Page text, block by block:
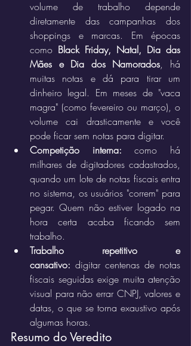
volume de trabalho depende
diretamente das campanhas dos
shoppings e marcas. Em épocas
como Black Friday, Natal, Dia das
Mães e Dia dos Namorados, há
muitas notas e dá para tirar um
dinheiro legal. Em meses de "vaca
magra" (como fevereiro ou março), o
volume cai drasticamente e você
pode ficar sem notas para digitar.
Competição interna: como há
milhares de digitadores cadastrados,
quando um lote de notas fiscais entra
no sistema, os usuários "correm" para
pegar. Quem não estiver logado na
hora certa acaba ficando sem
trabalho.
Trabalho repetitivo e
cansativo: digitar centenas de notas
fiscais seguidas exige muita atenção
visual para não errar CNPJ, valores e
datas, o que se torna exaustivo após
algumas horas.
Resumo do Veredito